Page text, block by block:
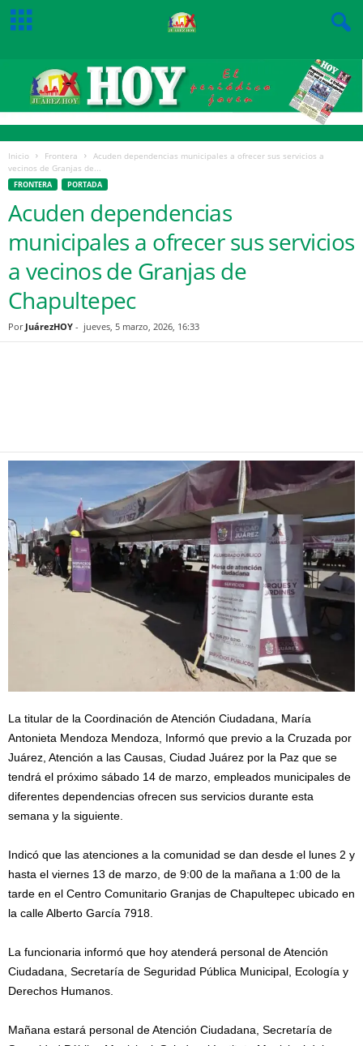
Inicio Frontera
Acuden dependencias municipales a ofrecer sus servicios a
vecinos de Granjas de...
FRONTERA PORTADA
Acuden dependencias
municipales a ofrecer sus servicios
a vecinos de Granjas de
Chapultepec
Por JuárezHOY - jueves, 5 marzo, 2026, 16:33
La titular de la Coordinación de Atención Ciudadana, María
Antonieta Mendoza Mendoza, Informó que previo a la Cruzada por
Juárez, Atención a las Causas, Ciudad Juárez por la Paz que se
tendrá el próximo sábado 14 de marzo, empleados municipales de
diferentes dependencias ofrecen sus servicios durante esta
semana y la siguiente.
Indicó que las atenciones a la comunidad se dan desde el lunes 2 y
hasta el viernes 13 de marzo, de 9:00 de la mañana a 1:00 de la
tarde en el Centro Comunitario Granjas de Chapultepec ubicado en
la calle Alberto García 7918.
La funcionaria informó que hoy atenderá personal de Atención
Ciudadana, Secretaría de Seguridad Pública Municipal, Ecología y
Derechos Humanos.
Mañana estará personal de Atención Ciudadana, Secretaría de